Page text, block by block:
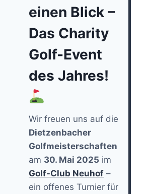
einen Blick –
Das Charity
Golf-Event
des Jahres!
Wir freuen uns auf die
Dietzenbacher
Golfmeisterschaften
am 30. Mai 2025 im
Golf-Club Neuhof –
ein offenes Turnier für